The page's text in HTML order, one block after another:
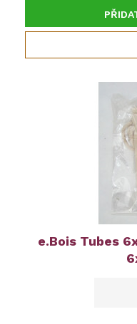
e.Bois Tubes